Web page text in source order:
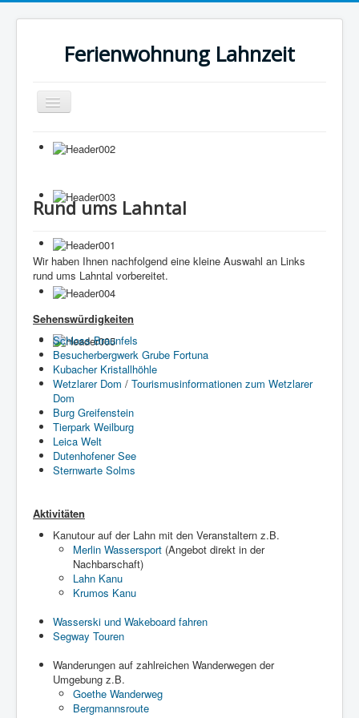
Ferienwohnung Lahnzeit
Navigation
an/aus
Home
Bilder
Rund ums Lahntal
Impressum / Kontakt
Rund ums Lahntal
Wir haben Ihnen nachfolgend eine kleine Auswahl an Links
rund ums Lahntal vorbereitet.
Sehenswürdigkeiten
Schloss Braunfels
Besucherbergwerk Grube Fortuna
Kubacher Kristallhöhle
Wetzlarer Dom / Tourismusinformationen zum Wetzlarer
Dom
Burg Greifenstein
Tierpark Weilburg
Leica Welt
Dutenhofener See
Sternwarte Solms
Aktivitäten
Kanutour auf der Lahn mit den Veranstaltern z.B.
Merlin Wassersport (Angebot direkt in der
Nachbarschaft)
Lahn Kanu
Krumos Kanu
Wasserski und Wakeboard fahren
Segway Touren
Wanderungen auf zahlreichen Wanderwegen der
Umgebung z.B.
Goethe Wanderweg
Bergmannsroute